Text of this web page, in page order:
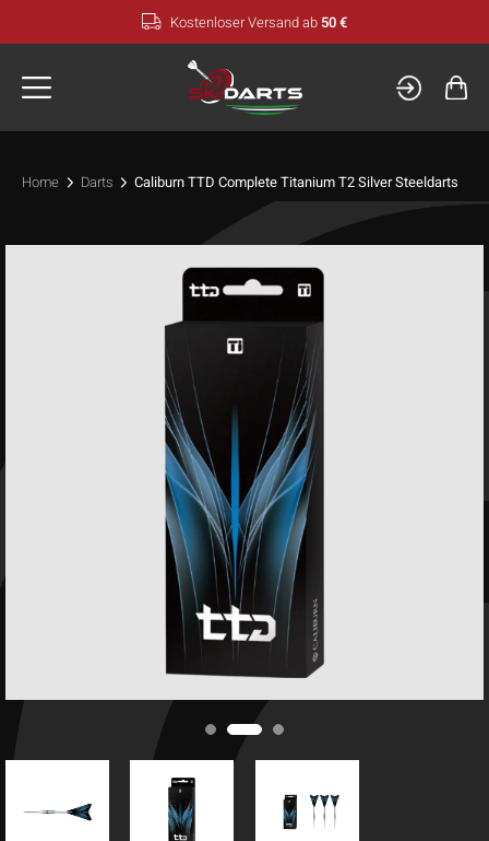
Inhalt
Kostenloser Versand ab 50 €
Home Darts Caliburn TTD Complete Titanium T2 Silver Steeldarts